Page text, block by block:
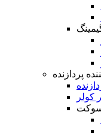
پردازنده
سوکت